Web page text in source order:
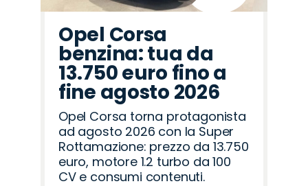
Opel Corsa
benzina: tua da
13.750 euro fino a
fine agosto 2026
Opel Corsa torna protagonista
ad agosto 2026 con la Super
Rottamazione: prezzo da 13.750
euro, motore 1.2 turbo da 100
CV e consumi contenuti.